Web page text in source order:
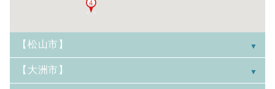
【松山市】
【大洲市】